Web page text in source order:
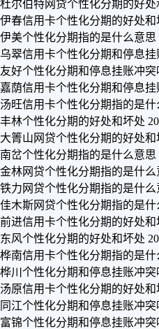
杜尔伯特网贷个性化分期的好处
伊春信用卡个性化分期的好处和
伊美个性化分期指的是什么意思
乌翠信用卡个性化分期和停息挂
友好个性化分期和停息挂账冲突
嘉荫信用卡个性化分期和停息挂
汤旺信用卡个性化分期指的是什
丰林个性化分期的好处和坏处
大箐山网贷个性化分期的好处和
南岔个性化分期指的是什么意思
金林网贷个性化分期指的是什么
铁力网贷个性化分期指的是什么
佳木斯网贷个性化分期指的是什
前进信用卡个性化分期的好处和
东风个性化分期的好处和坏处
桦南信用卡个性化分期指的是什
桦川个性化分期和停息挂账冲突
汤原信用卡个性化分期的好处和
同江个性化分期和停息挂账冲突
富锦个性化分期和停息挂账冲突